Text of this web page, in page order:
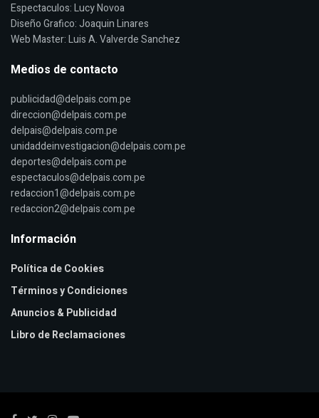
Espectaculos: Lucy Novoa
Diseño Grafico: Joaquin Linares
Web Master: Luis A. Valverde Sanchez
Medios de contacto
publicidad@delpais.com.pe
direccion@delpais.com.pe
delpais@delpais.com.pe
unidaddeinvestigacion@delpais.com.pe
deportes@delpais.com.pe
espectaculos@delpais.com.pe
redaccion1@delpais.com.pe
redaccion2@delpais.com.pe
Información
Política de Cookies
Términos y Condiciones
Anuncios & Publicidad
Libro de Reclamaciones